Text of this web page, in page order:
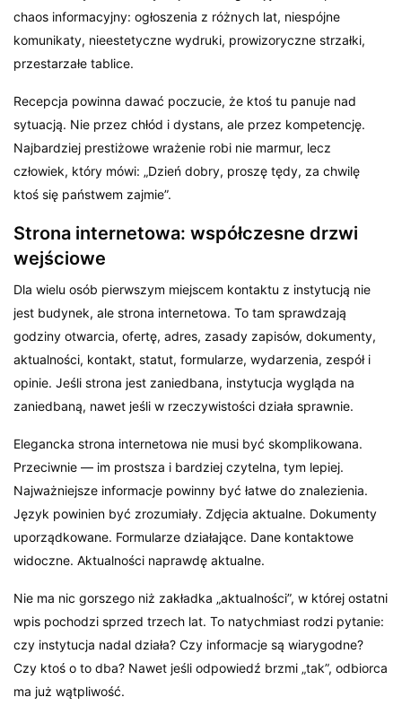
chaos informacyjny: ogłoszenia z różnych lat, niespójne
komunikaty, nieestetyczne wydruki, prowizoryczne strzałki,
przestarzałe tablice.
Recepcja powinna dawać poczucie, że ktoś tu panuje nad
sytuacją. Nie przez chłód i dystans, ale przez kompetencję.
Najbardziej prestiżowe wrażenie robi nie marmur, lecz
człowiek, który mówi: „Dzień dobry, proszę tędy, za chwilę
ktoś się państwem zajmie”.
Strona internetowa: współczesne drzwi
wejściowe
Dla wielu osób pierwszym miejscem kontaktu z instytucją nie
jest budynek, ale strona internetowa. To tam sprawdzają
godziny otwarcia, ofertę, adres, zasady zapisów, dokumenty,
aktualności, kontakt, statut, formularze, wydarzenia, zespół i
opinie. Jeśli strona jest zaniedbana, instytucja wygląda na
zaniedbaną, nawet jeśli w rzeczywistości działa sprawnie.
Elegancka strona internetowa nie musi być skomplikowana.
Przeciwnie — im prostsza i bardziej czytelna, tym lepiej.
Najważniejsze informacje powinny być łatwe do znalezienia.
Język powinien być zrozumiały. Zdjęcia aktualne. Dokumenty
uporządkowane. Formularze działające. Dane kontaktowe
widoczne. Aktualności naprawdę aktualne.
Nie ma nic gorszego niż zakładka „aktualności”, w której ostatni
wpis pochodzi sprzed trzech lat. To natychmiast rodzi pytanie:
czy instytucja nadal działa? Czy informacje są wiarygodne?
Czy ktoś o to dba? Nawet jeśli odpowiedź brzmi „tak”, odbiorca
ma już wątpliwość.